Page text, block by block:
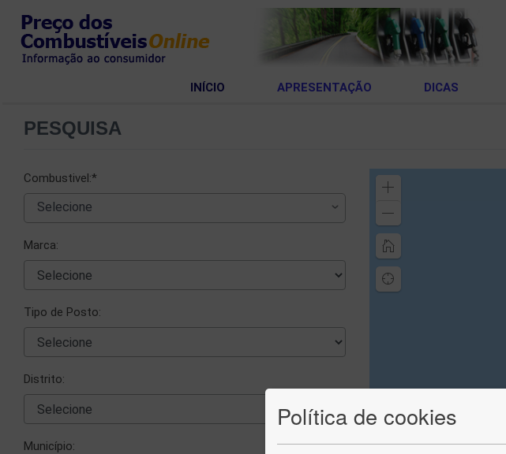
Política de cookies
INÍCIO APRESENTAÇÃO DICAS
PESQUISA
Combustivel:*
  Selecione
Marca:
Tipo de Posto:
Distrito:
Município: